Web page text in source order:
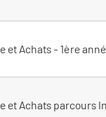
et Achats - 1ère
et Achats parcours